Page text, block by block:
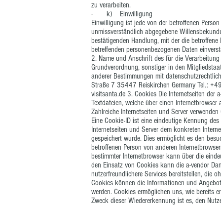
zu verarbeiten.
· k) Einwilligung
Einwilligung ist jede von der betroffenen
unmissverständlich abgegebene
bestätigenden Handlung, mit der die
betreffenden personenbezogenen Daten
2. Name und Anschrift des für die
Grundverordnung, sonstiger in den
anderer Bestimmungen mit
Straße 7 35447 Reiskirchen Germany Tel.: